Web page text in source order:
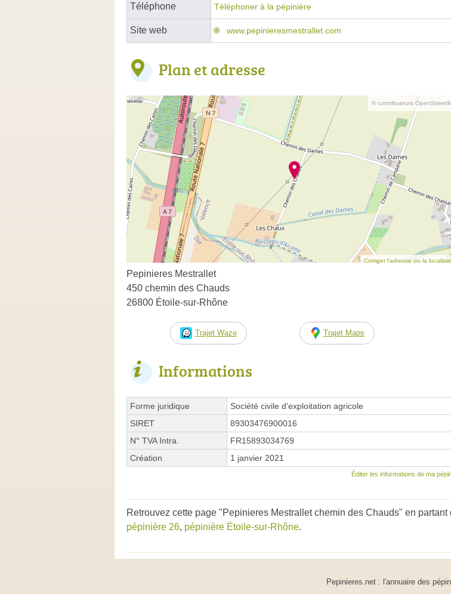
Téléphone Téléphoner à la pépinière
Site web www.pepinieresmestrallet.com
Plan et adresse
© contributeurs
Corriger l’adresse ou la
Pepinieres Mestrallet
450 chemin des Chauds
26800 Étoile-sur-Rhône
Trajet Waze Trajet Maps
Informations
Forme juridique
Société civile d'exploitation agricole
SIRET
89303476900016
N° TVA Intra.
FR15893034769
Création
1 janvier 2021
Éditer les informations de ma
Retrouvez cette page "Pepinieres Mestrallet chemin des Chauds" en partant
pépinière 26, pépinière Étoile-sur-Rhône.
Pepinieres.net : l'annuaire des